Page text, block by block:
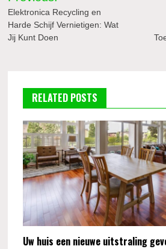
navigatie
Elektronica Recycling en
Harde Schijf Vernietigen: Wat
Jij Kunt Doen
RELATED POSTS
Uw huis een nieuwe uitstraling